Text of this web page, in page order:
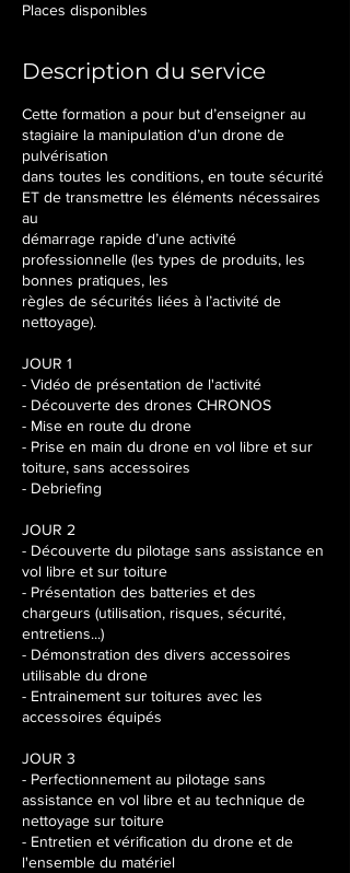
e
s
e
t
.
Places disponibles
Description du service
Cette formation a pour but d’enseigner au
stagiaire la manipulation d’un drone de
pulvérisation
dans toutes les conditions, en toute sécurité
ET de transmettre les éléments nécessaires
au
démarrage rapide d’une activité
professionnelle (les types de produits, les
bonnes pratiques, les
règles de sécurités liées à l’activité de
nettoyage).
JOUR 1
- Vidéo de présentation de l'activité
- Découverte des drones CHRONOS
- Mise en route du drone
- Prise en main du drone en vol libre et sur
toiture, sans accessoires
- Debriefing
JOUR 2
- Découverte du pilotage sans assistance en
vol libre et sur toiture
- Présentation des batteries et des
chargeurs (utilisation, risques, sécurité,
entretiens...)
- Démonstration des divers accessoires
utilisable du drone
- Entrainement sur toitures avec les
accessoires équipés
JOUR 3
- Perfectionnement au pilotage sans
assistance en vol libre et au technique de
nettoyage sur toiture
- Entretien et vérification du drone et de
l'ensemble du matériel